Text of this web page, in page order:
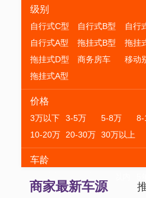
级别
自行式C型 自行式B型
自行
自行式A型
拖挂式B型
拖挂
拖挂式D型
商务房车
移动
拖挂式A型
价格
3万以下 3-5万 5-8万
8-
10-20万
20-30万 30万以上
车龄
商家最新车源